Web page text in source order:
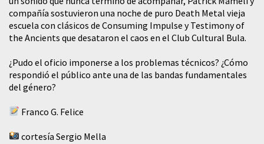
compañía sostuvieron una noche de puro Death Metal vieja
escuela con clásicos de Consuming Impulse y Testimony of
the Ancients que desataron el caos en el Club Cultural Bula.
¿Pudo el oficio imponerse a los problemas técnicos? ¿Cómo
respondió el público ante una de las bandas fundamentales
del género?
Franco G. Felice
cortesía Sergio Mella